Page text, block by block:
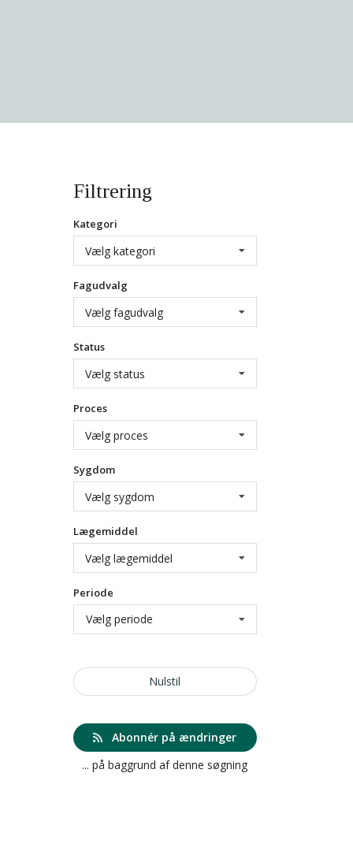
Filtrering
Kategori
Vælg kategori
Fagudvalg
Vælg fagudvalg
Status
Vælg status
Proces
Vælg proces
Sygdom
Vælg sygdom
Lægemiddel
Vælg lægemiddel
Periode
Vælg periode
Nulstil
Abonnér på ændringer
... på baggrund af denne søgning